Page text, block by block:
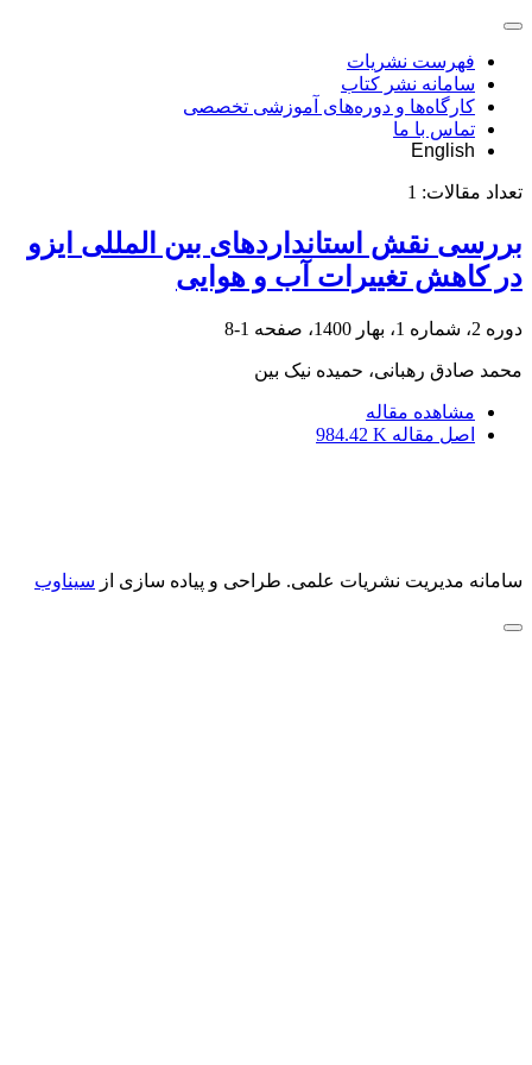
فهرست نشریات
سامانه نشر کتاب
کارگاه‌ها و دوره‌های آموزشی تخصصی
تماس با ما
English
تعداد مقالات: 1
بررسی نقش استانداردهای بین المللی ایزو
در کاهش تغییرات آب و هوایی
دوره 2، شماره 1، بهار 1400، صفحه 1-8
محمد صادق رهبانی، حمیده نیک بین
مشاهده مقاله
اصل مقاله 984.42 K
سامانه مدیریت نشریات علمی. طراحی و پیاده سازی از سیناوب